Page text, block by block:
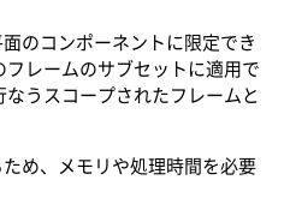
のコンポーネントに限定でき
レームのサブセットに適用で
うスコープされたフレームと
め、メモリや処理時間を必要